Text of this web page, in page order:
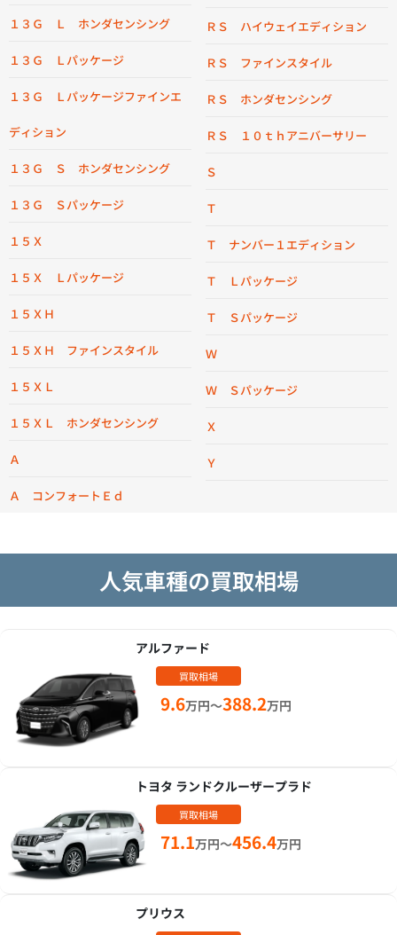
１３Ｇ Ｌ ホンダセンシング
１３Ｇ Ｌパッケージ
１３Ｇ Ｌパッケージファインエ
ディション
１３Ｇ Ｓ ホンダセンシング
１３Ｇ Ｓパッケージ
１５Ｘ
１５Ｘ Ｌパッケージ
１５ＸＨ
１５ＸＨ ファインスタイル
１５ＸＬ
１５ＸＬ ホンダセンシング
Ａ
Ａ コンフォートＥｄ
ＲＳ ハイウェイエディション
ＲＳ ファインスタイル
ＲＳ ホンダセンシング
ＲＳ １０ｔｈアニバーサリー
Ｓ
Ｔ
Ｔ ナンバー１エディション
Ｔ Ｌパッケージ
Ｔ Ｓパッケージ
Ｗ
Ｗ Ｓパッケージ
Ｘ
Ｙ
人気車種の買取相場
アルファード
買取相場
9.6万円～388.2万円
トヨタ ランドクルーザープラド
買取相場
71.1万円～456.4万円
プリウス